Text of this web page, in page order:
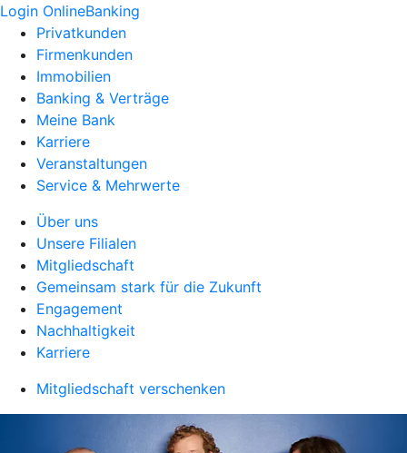
Login OnlineBanking
Privatkunden
Firmenkunden
Immobilien
Banking & Verträge
Meine Bank
Karriere
Veranstaltungen
Service & Mehrwerte
Über uns
Unsere Filialen
Mitgliedschaft
Gemeinsam stark für die Zukunft
Engagement
Nachhaltigkeit
Karriere
Mitgliedschaft verschenken